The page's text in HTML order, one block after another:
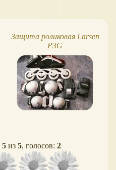
Защита роликовая Larsen
P3G
5 из 5, голосов: 2